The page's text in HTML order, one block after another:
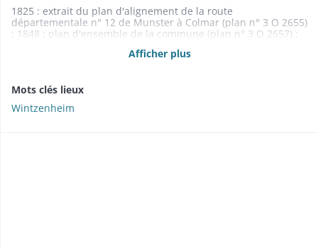
1825 : extrait du plan d'alignement de la route
départementale n° 12 de Munster à Colmar (plan n° 3 O 2655)
; 1848 : plan d'ensemble de la commune (plan n° 3 O 2657) ;
de Wintzenheim (plan n° 3 O 2656)
Afficher plus
Mots clés lieux
Wintzenheim